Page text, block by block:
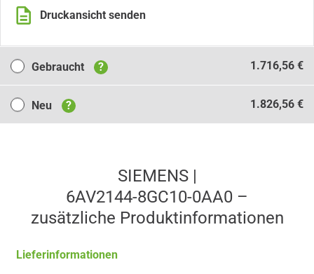
Druckansicht senden
Gebraucht
Gebraucht ? 1.716,56 €
NeuNeu ? 1.826,56 €
SIEMENS |
6AV2144-8GC10-0AA0 –
zusätzliche Produkt­informationen
Lieferinformationen